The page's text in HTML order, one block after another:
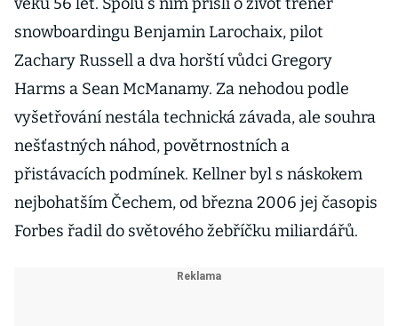
snowboardingu Benjamin Larochaix, pilot
Zachary Russell a dva horští vůdci Gregory
Harms a Sean McManamy. Za nehodou podle
vyšetřování nestála technická závada, ale souhra
nešťastných náhod, povětrnostních a
přistávacích podmínek. Kellner byl s náskokem
nejbohatším Čechem, od března 2006 jej časopis
Forbes řadil do světového žebříčku miliardářů.